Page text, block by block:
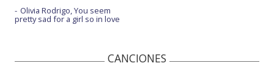
Olivia Rodrigo, You seem
pretty sad for a girl so in love
CANCIONES